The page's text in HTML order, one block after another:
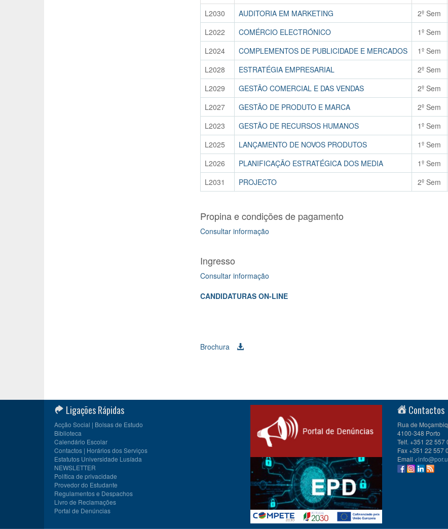
L2030
AUDITORIA EM MARKETING 2º Sem
L2022
COMÉRCIO ELECTRÓNICO 1º Sem
L2024
COMPLEMENTOS DE PUBLICIDADE E MERCADOS 1º Sem
L2028
ESTRATÉGIA EMPRESARIAL 2º Sem
L2029
GESTÃO COMERCIAL E DAS VENDAS 2º Sem
L2027
GESTÃO DE PRODUTO E MARCA 2º Sem
L2023
GESTÃO DE RECURSOS HUMANOS 1º Sem
L2025
LANÇAMENTO DE NOVOS PRODUTOS 1º Sem
L2026
PLANIFICAÇÃO ESTRATÉGICA DOS MEDIA 1º Sem
L2031
PROJECTO 2º Sem
Propina e condições de pagamento
Consultar informação
Ingresso
Consultar informação
CANDIDATURAS ON-LINE
Brochura
Ligações Rápidas
Acção Social | Bolsas de Estudo
Biblioteca
Calendário Escolar
Contactos | Horários dos Serviços
Estatutos Universidade Lusíada
NEWSLETTER
Política de privacidade
Provedor do Estudante
Regulamentos e Despachos
Livro de Reclamações
Portal de Denúncias
Contactos
Rua de
4100-348 Porto
Telf. +351 22 557
Fax +351 22 557
Email <